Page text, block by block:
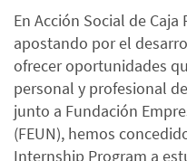
En Acción Social de
apostando por el
ofrecer oportunidades
personal y profesional
junto a Fundación
(FEUN), hemos
Internship Program a